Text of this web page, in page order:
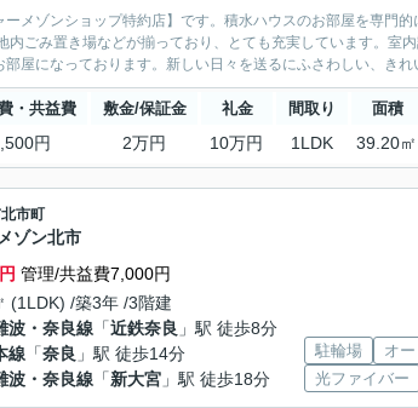
メゾンショップ特約店】です。積水ハウスのお部屋を専門
ごみ置き場などが揃っており、とても充実しています。室
屋になっております。新しい日々を送るにふさわしい、き
・共益費 敷金/保証金 礼金 間取り 面積
円 2万円 10万円 1LDK 39.20㎡
北市町
ゾン北市
管理/共益費7,000円
(1LDK) /築3年 /3階建
波・奈良線 「近鉄奈良 」駅 徒歩8分
線 「奈良 」駅 徒歩14分
波・奈良線 「新大宮 」駅 徒歩18分
駐輪場 オ
光ファイバー